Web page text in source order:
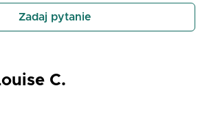
pewność siebie w używaniu
sytuacjach Zapoznawać się z
Zadaj pytanie
C.